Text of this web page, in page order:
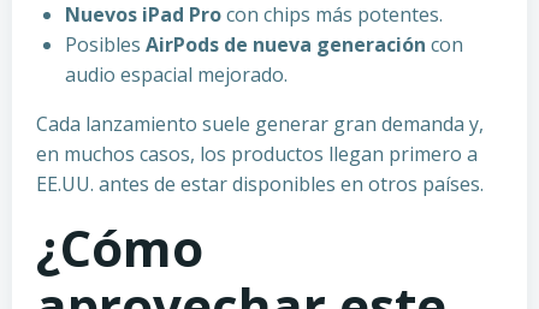
Nuevos iPad Procon chips más potentes.
Posibles AirPods de nueva generación con
audio espacial mejorado.
Cada lanzamiento suele generar gran demanda y,
en muchos casos, los productos llegan primero a
EE.UU. antes de estar disponibles en otros países.
¿Cómo